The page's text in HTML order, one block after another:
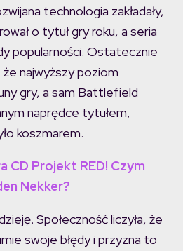
technologia zakładały,
o tytuł gry roku, a seria
popularności. Ostatecznie
najwyższy poziom
gry, a sam Battlefield
naprędce tytułem,
koszmarem.
CD Projekt RED! Czym
Nekker?
Społeczność liczyła, że
swoje błędy i przyzna to